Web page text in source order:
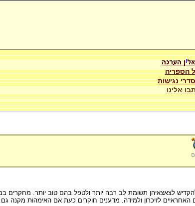
הספריה
נגישות
אלינו
לצאצאיהן תשומת לב רבה יותר ולטפל בהם טוב יותר. מחקרים
לזיכרון ולמידה. מדענים חוקרים כעת אם האימהוּת מקנה גם